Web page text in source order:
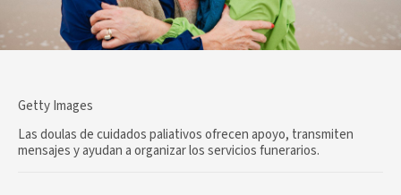
Getty Images
Las doulas de cuidados paliativos ofrecen apoyo, transmiten
mensajes y ayudan a organizar los servicios funerarios.